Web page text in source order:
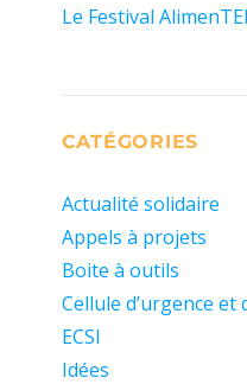
Le Festival
CATÉGORIES
Actualité solidaire
Appels à projets
Boite à outils
Cellule d’urgence
ECSI
Idées